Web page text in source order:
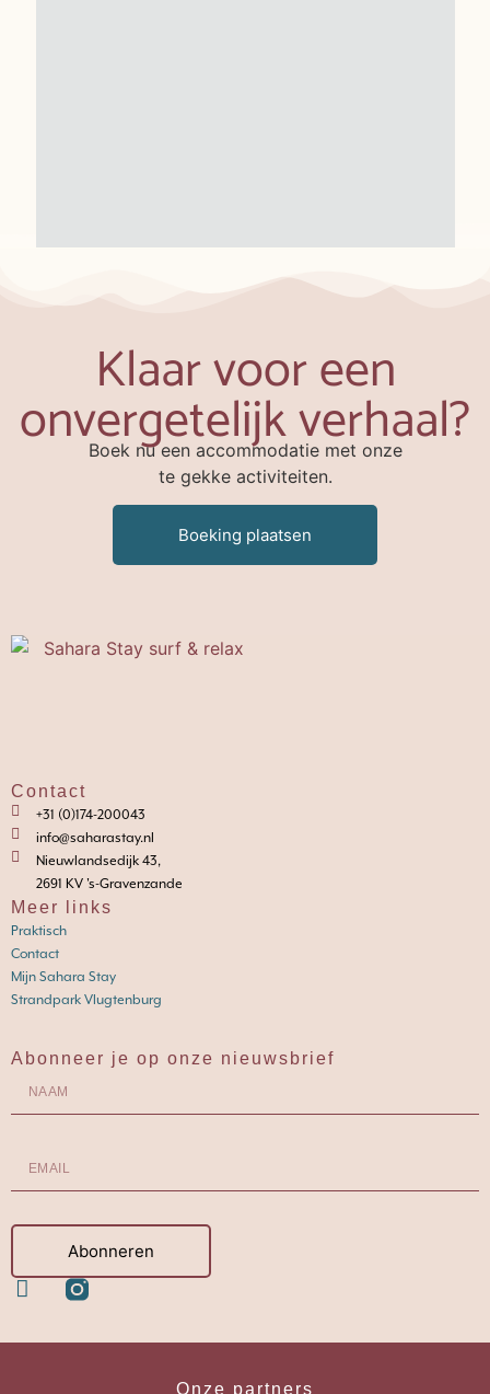
Klaar voor een
onvergetelijk verhaal?
Boek nu een accommodatie met onze
te gekke activiteiten.
Boeking plaatsen
Contact
+31 (0)174-200043
info@saharastay.nl
Nieuwlandsedijk 43,
2691 KV 's-Gravenzande
Meer links
Praktisch
Contact
Mijn Sahara Stay
Strandpark Vlugtenburg
Abonneer je op onze nieuwsbrief
Abonneren
Onze partners